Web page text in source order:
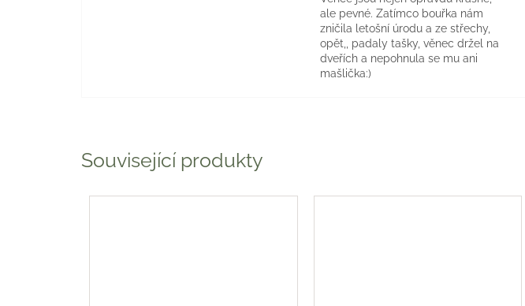
Související produkty
ale pevné. Zatímco bouřka nám
zničila letošní úrodu a ze střechy,
opět,, padaly tašky, věnec držel na
dveřích a nepohnula se mu ani
mašlička:)